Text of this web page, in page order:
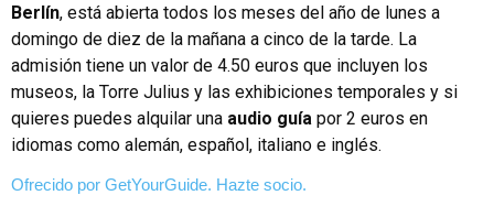
Berlín, está abierta todos los meses del año de lunes a
domingo de diez de la mañana a cinco de la tarde. La
admisión tiene un valor de 4.50 euros que incluyen los
museos, la Torre Julius y las exhibiciones temporales y si
quieres puedes alquilar una audio guía por 2 euros en
idiomas como alemán, español, italiano e inglés.
Ofrecido por GetYourGuide. Hazte socio.